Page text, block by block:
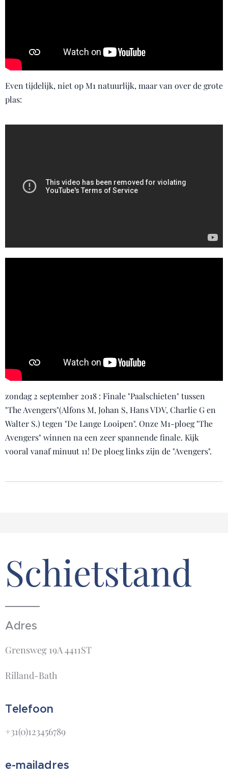
Even tijdelijk, niet op M1 natuurlijk, maar van over de grote
plas:
zondag 2 september 2018 : Finale "Paalschieten" tussen
"The Avengers"(Alfons M, Johan S, Hans VDV, Charlie G en
Walter S.) tegen "De Lange Looipen". Onze M1-ploeg "The
Avengers" winnen na een zeer spannende finale. Kijk
vooral vanaf minuut 11! De ploeg links zijn de "Avengers".
Schietstand
Adres
Grensweg 19A 4411ST
Rilland-Bath
Telefoon
+31(0)123456789
e-mailadres